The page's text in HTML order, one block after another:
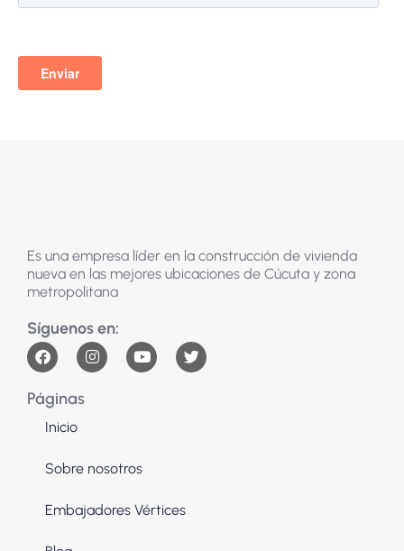
Es una empresa líder en la construcción de vivienda
nueva en las mejores ubicaciones de Cúcuta y zona
metropolitana
Páginas
Inicio
Sobre nosotros
Embajadores Vértices